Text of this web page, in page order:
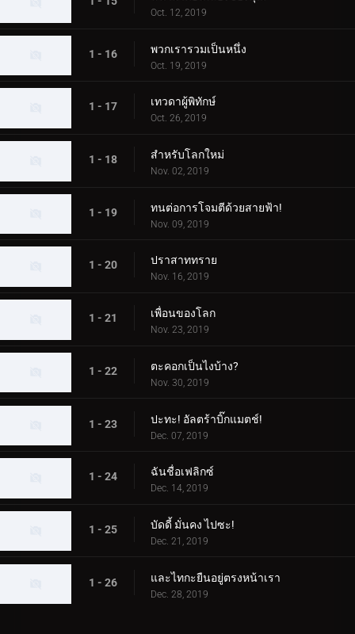
Oct. 12, 2019
1 - 16 พวกเรารวมเป็นหนึ่ง
Oct. 19, 2019
1 - 17 เทวดาผู้พิทักษ์
Oct. 26, 2019
1 - 18 สำหรับโลกใหม่
Nov. 02, 2019
1 - 19 ทนต่อการโจมตีด้วยสายฟ้า!
Nov. 09, 2019
1 - 20 ปราสาททราย
Nov. 16, 2019
1 - 21 เพื่อนของโลก
Nov. 23, 2019
1 - 22 ตะคอกเป็นไงบ้าง?
Nov. 30, 2019
1 - 23 ปะทะ! อัลตร้าบิ๊กแมตช์!
Dec. 07, 2019
1 - 24 ฉันชื่อเฟลิกซ์
Dec. 14, 2019
1 - 25 บัดดี้ มั่นคง ไปซะ!
Dec. 21, 2019
1 - 26 และไทกะยืนอยู่ตรงหน้าเรา
Dec. 28, 2019